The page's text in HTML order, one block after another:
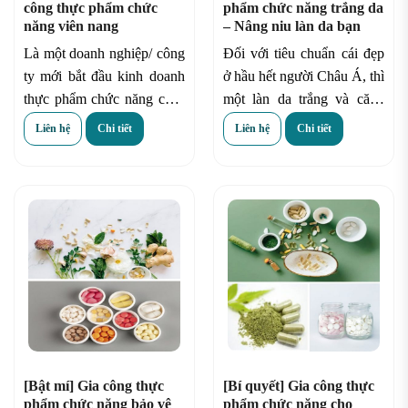
công thực phẩm chức
năng viên nang
Là một doanh nghiệp/ công
ty mới bắt đầu kinh doanh
thực phẩm chức năng chắc
là bạn đang rất tò mò quy
trìnhgia công thực thực
Liên hệ Chi tiết
phẩm chức năng trắng da
– Nâng niu làn da bạn
Đối với tiêu chuẩn cái đẹp
ở hầu hết người Châu Á, thì
một làn da trắng và căng
khỏe giống Hàn Quốc là
điều mà mọi người đều
bóng khỏe ở Châu Âu hay
Châu Mỹ.
Liên hệ Chi tiết
[Bật mí] Gia công thực
phẩm chức năng bảo vệ
[Bí quyết] Gia công thực
phẩm chức năng cho